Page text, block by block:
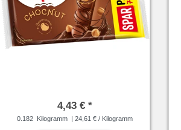
4,43 € *
0.182 Kilogramm | 24,61 € / Kilogramm